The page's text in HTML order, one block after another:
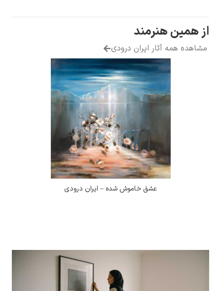
از همین هنرمند
مشاهده همه آثار ایران درودی
عشق خاموش شده – ایران درودی